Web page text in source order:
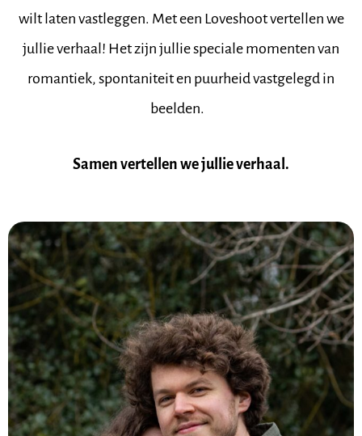
wilt laten vastleggen. Met een Loveshoot vertellen we
jullie verhaal! Het zijn jullie speciale momenten van
romantiek, spontaniteit en puurheid vastgelegd in
beelden.
Samen vertellen we jullie verhaal.